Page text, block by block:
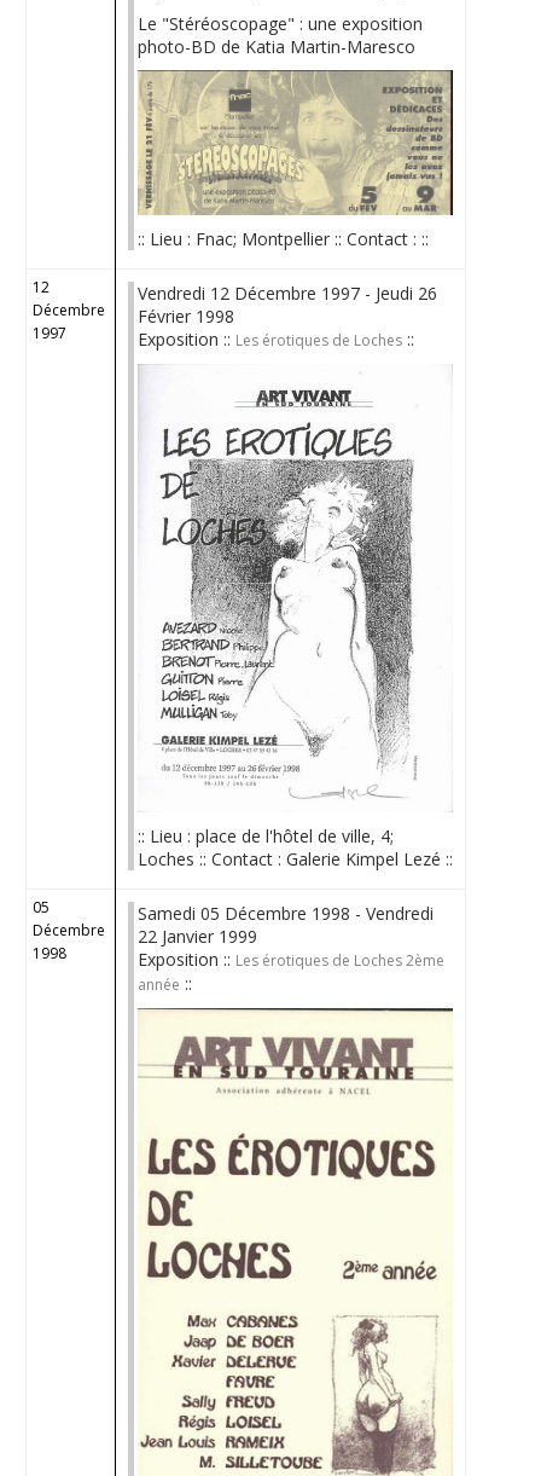
Le "Stéréoscopage" : une exposition
photo-BD de Katia Martin-Maresco
:: Lieu : Fnac; Montpellier :: Contact : ::
12
Décembre
1997
Vendredi 12 Décembre 1997 - Jeudi 26
Février 1998
Exposition :: Les érotiques de Loches ::
:: Lieu : place de l'hôtel de ville, 4;
Loches :: Contact : Galerie Kimpel Lezé ::
05
Décembre
1998
Samedi 05 Décembre 1998 - Vendredi
22 Janvier 1999
Exposition :: Les érotiques de Loches 2ème
année ::